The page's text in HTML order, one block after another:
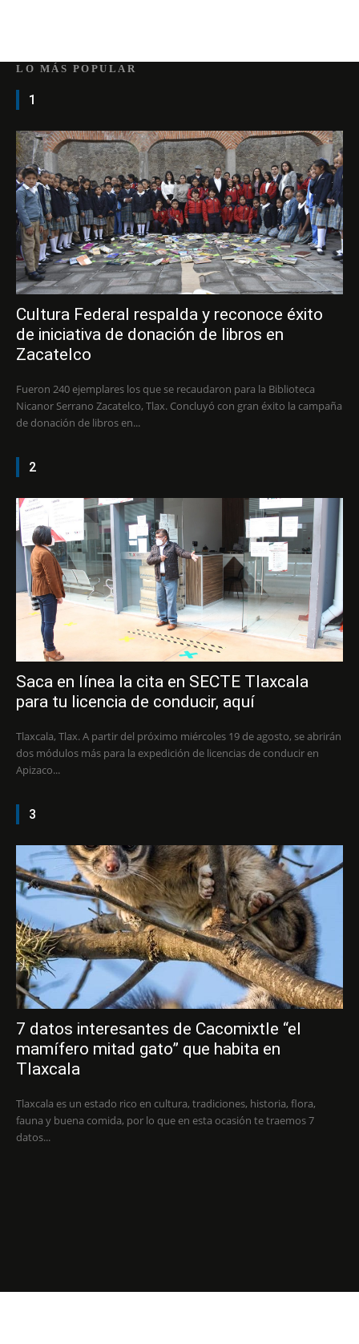
LO MÁS POPULAR
1
Cultura Federal respalda y reconoce éxito
de iniciativa de donación de libros en
Zacatelco
Fueron 240 ejemplares los que se recaudaron para la Biblioteca
Nicanor Serrano Zacatelco, Tlax. Concluyó con gran éxito la campaña
de donación de libros en...
2
Saca en línea la cita en SECTE Tlaxcala
para tu licencia de conducir, aquí
Tlaxcala, Tlax. A partir del próximo miércoles 19 de agosto, se abrirán
dos módulos más para la expedición de licencias de conducir en
Apizaco...
3
7 datos interesantes de Cacomixtle “el
mamífero mitad gato” que habita en
Tlaxcala
Tlaxcala es un estado rico en cultura, tradiciones, historia, flora,
fauna y buena comida, por lo que en esta ocasión te traemos 7
datos...